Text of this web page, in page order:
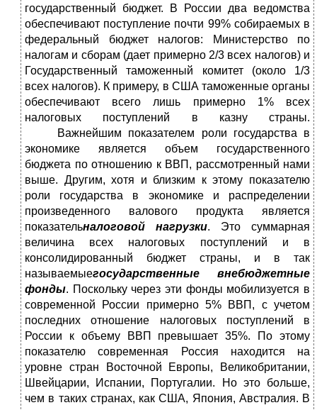
государственный бюджет. В России два ведомства
обеспечивают поступление почти 99% собираемых в
федеральный бюджет налогов: Министерство по
налогам и сборам (дает примерно 2/3 всех налогов) и
Государственный таможенный комитет (около 1/3
всех налогов). К примеру, в США таможенные органы
обеспечивают всего лишь примерно 1% всех
налоговых поступлений в казну страны.
Важнейшим показателем роли государства в
экономике является объем государственного
бюджета по отношению к ВВП, рассмотренный нами
выше. Другим, хотя и близким к этому показателю
роли государства в экономике и распределении
произведенного валового продукта является
показательналоговой нагрузки. Это суммарная
величина всех налоговых поступлений и в
консолидированный бюджет страны, и в так
называемыегосударственные внебюджетные
фонды. Поскольку через эти фонды мобилизуется в
современной России примерно 5% ВВП, с учетом
последних отношение налоговых поступлений в
России к объему ВВП превышает 35%. По этому
показателю современная Россия находится на
уровне стран Восточной Европы, Великобритании,
Швейцарии, Испании, Португалии. Но это больше,
чем в таких странах, как США, Япония, Австралия. В